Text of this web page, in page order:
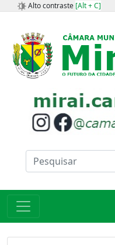
Alto contraste [Alt + C]